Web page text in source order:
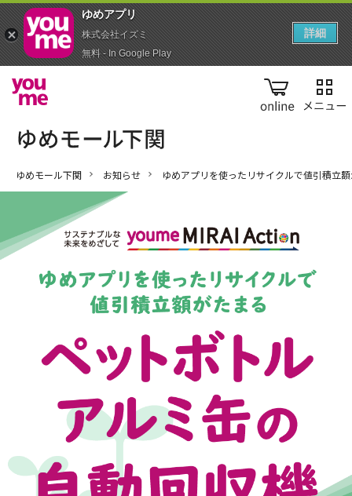
online
ゆめモール下関 お知らせ ゆめアプリを使ったリサイクルで値引積立額
ゆめアプ‪リ‬
株式会社イズミ
無料 - In Google Play
詳細